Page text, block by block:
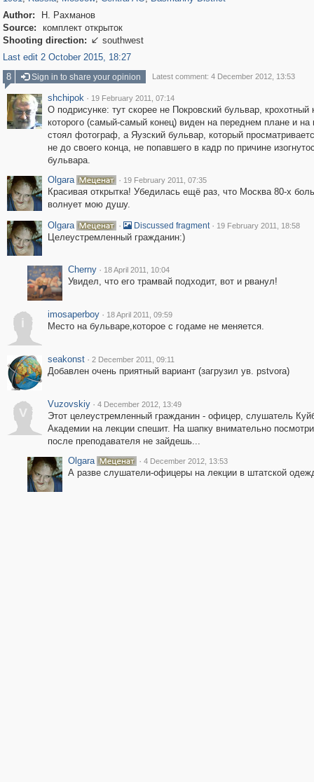
Author:
Н. Рахманов
Source:
комплект открыток
Shooting direction:  southwest
Last edit 2 October 2015, 18:27
8
Sign in to share your opinion Latest comment: 4 December 2012, 13:53
shchipok · 19 February 2011, 07:14
О подрисунке: тут скорее не Покровский бульвар, крохотный
которого (самый-самый конец) виден на переднем плане и на
стоял фотограф, а Яузский бульвар, который
не до своего конца, не попавшего в кадр по причине
бульвара.
Olgara
· 19 February 2011, 07:35
Красивая открытка! Убедилась ещё раз, что Москва 80-х
волнует мою душу.
Olgara
· Discussed fragment · 19 February 2011, 18:58
Целеустремленный гражданин:)
Cherny · 18 April 2011, 10:04
Увидел, что его трамвай подходит, вот и рванул!
i
imosaperboy · 18 April 2011, 09:59
Место на бульваре,которое с годаме не меняется.
seakonst · 2 December 2011, 09:11
Добавлен очень приятный вариант (загрузил ув. pstvora)
V
Vuzovskiy · 4 December 2012, 13:49
Этот целеустремленный гражданин - офицер, слушатель
Академии на лекции спешит. На шапку внимательно
после преподавателя не зайдешь...
Olgara
· 4 December 2012, 13:53
А разве слушатели-офицеры на лекции в штатской